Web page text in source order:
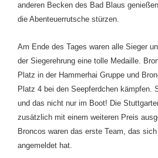
anderen Becken des Bad Blaus
die Abenteuerrutsche stürzen.
Am Ende des Tages waren alle Sieger
der Siegerehrung eine tolle Medaille.
Platz in der Hammerhai Gruppe und
Platz 4 bei den Seepferdchen kämpfen.
und das nicht nur im Boot! Die
zusätzlich mit einem weiteren Preis
Broncos waren das erste Team, das
angemeldet hat.